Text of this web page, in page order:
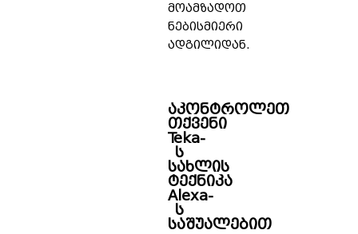
მოამზადოთ
ნებისმიერი
ადგილიდან.
აკონტროლეთ
თქვენი
Teka-
ს
სახლის
ტექნიკა
Alexa-
ს
საშუალებით